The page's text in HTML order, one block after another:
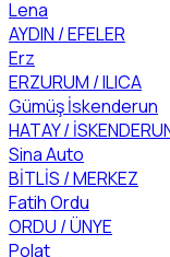
Lena
AYDIN / EFELER
Erz
ERZURUM / ILICA
Gümüş İskenderun
HATAY /
Sina Auto
BİTLİS / MERKEZ
Fatih Ordu
ORDU / ÜNYE
Polat